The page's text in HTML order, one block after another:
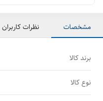
مشخصات نظرات کاربران
برند کالا
نوع کالا